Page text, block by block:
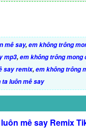
mê say,em không trông
mp3,em không trông mong
say remix,em không trông
luôn mê say
mê say Remix